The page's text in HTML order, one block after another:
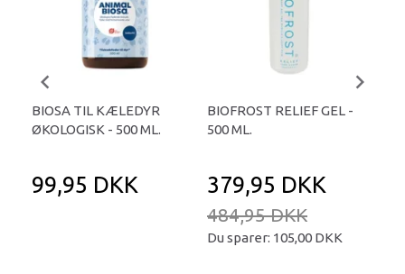
BIOSA TIL KÆLEDYR
ØKOLOGISK - 500 ML.
99,95 DKK
BIOFROST RELIEF GEL -
500 ML.
379,95 DKK
484,95 DKK
Du sparer: 105,00 DKK